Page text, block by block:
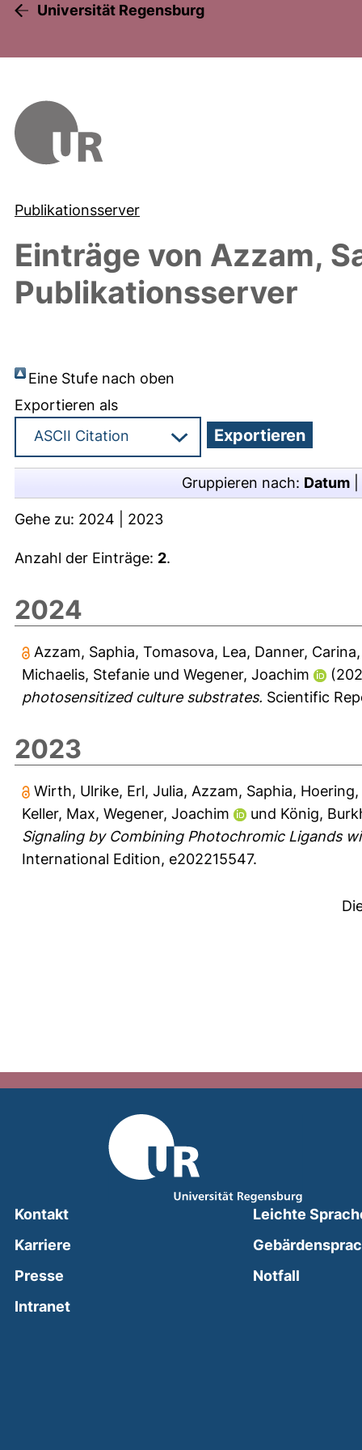
Universität Regensburg
Publikationsserver
Einträge von Azzam,
Publikationsserver
Eine Stufe nach oben
Exportieren als
Gruppieren nach: Datum
Gehe zu: 2024 2023
Anzahl der Einträge: 2.
2024
Azzam, Saphia, Tomasova, Lea, Danner, Carina
Michaelis, Stefanie und Wegener, Joachim
photosensitized culture substrates. Scientific
2023
Wirth, Ulrike, Erl, Julia, Azzam, Saphia,
Keller, Max, Wegener, Joachim und König,
Signaling by Combining Photochromic Ligands
International Edition, e202215547.
Kontakt
Karriere
Presse
Intranet(external link, opens in a new window)
Leichte
Notfall